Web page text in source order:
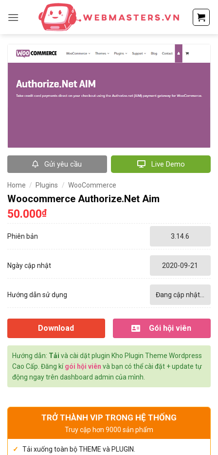
qua
Gửi yêu cầu Live Demo
Home / Plugins / WooCommerce
Woocommerce Authorize.Net Aim
50.000₫
Phiên bản 3.14.6
Ngày cập nhật 2020-09-21
Hướng dẫn sử dụng Đang cập nhật...
Download Gói hội viên
Hướng dẫn: Tải và cài dặt plugin Kho Plugin Theme Wordpress
Cao Cấp. Đăng kígói hội viên và bạn có thể cài đặt + update tự
động ngay trên dashboard admin của mình.
TRỞ THÀNH VIP TRONG HỆ THỐNG
Truy cập hơn 9000 sản phẩm
Tải xuống toàn bộ THEME và PLUGIN.